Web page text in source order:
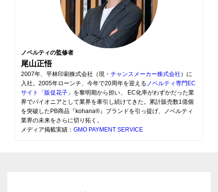
ノベルティの監修者
尾山正悟
2007年、平林印刷株式会社（現・ チャンスメーカー株式会社 ）に
入社。2005年ローンチ、今年で20周年を迎える ノベルティ専門EC
サイト「販促花子」 を黎明期から担い、 EC化率がわずかだった業
界でパイオニアとして業界を牽引し続けてきた。累計販売数1億個
を突破したPB商品『kohana®』ブランドを引っ提げ、ノベルティ
業界の未来をさらに切り拓く。
メディア掲載実績： GMO PAYMENT SERVICE